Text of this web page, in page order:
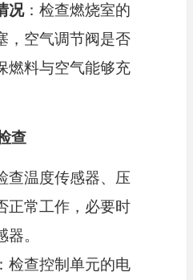
况：检查燃烧室的
，空气调节阀是否
燃料与空气能够充
查
查温度传感器、压
正常工作，必要时
。
检查控制单元的电